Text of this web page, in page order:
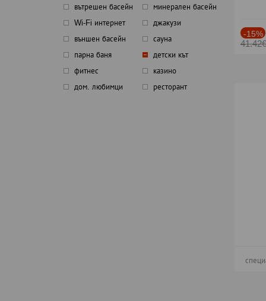
вътрешен басейн
минерален басейн
Wi-Fi интернет
джакузи
външен басейн
сауна
парна баня
детски кът
фитнес
казино
дом. любимци
ресторант
-15%
41.42€